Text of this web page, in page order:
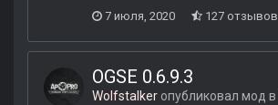
7 июля, 2020 127 отзывов
OGSE 0.6.9.3
Wolfstalker опубликовал мод в